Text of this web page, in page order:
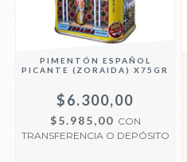
PIMENTÓN ESPAÑOL
PICANTE (ZORAIDA) X75GR
$6.300,00
$5.985,00 CON
TRANSFERENCIA O DEPÓSITO